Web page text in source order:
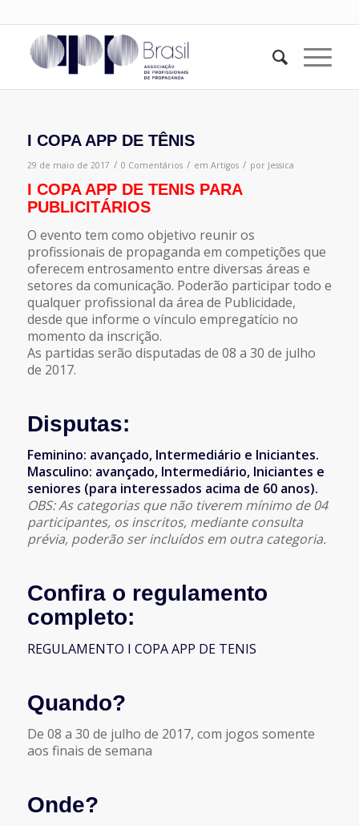
I COPA APP DE TÊNIS
29 de maio de 2017 / 0 Comentários / em Artigos / por Jessica
I COPA APP DE TENIS PARA
PUBLICITÁRIOS
O evento tem como objetivo reunir os
profissionais de propaganda em competições que
oferecem entrosamento entre diversas áreas e
setores da comunicação. Poderão participar todo e
qualquer profissional da área de Publicidade,
desde que informe o vínculo empregatício no
momento da inscrição.
As partidas serão disputadas de 08 a 30 de julho
de 2017.
Disputas:
Feminino: avançado, Intermediário e Iniciantes.
Masculino: avançado, Intermediário, Iniciantes e
seniores (para interessados acima de 60 anos).
OBS: As categorias que não tiverem mínimo de 04
participantes, os inscritos, mediante consulta
prévia, poderão ser incluídos em outra categoria.
Confira o regulamento
completo:
REGULAMENTO I COPA APP DE TENIS
Quando?
De 08 a 30 de julho de 2017, com jogos somente
aos finais de semana
Onde?